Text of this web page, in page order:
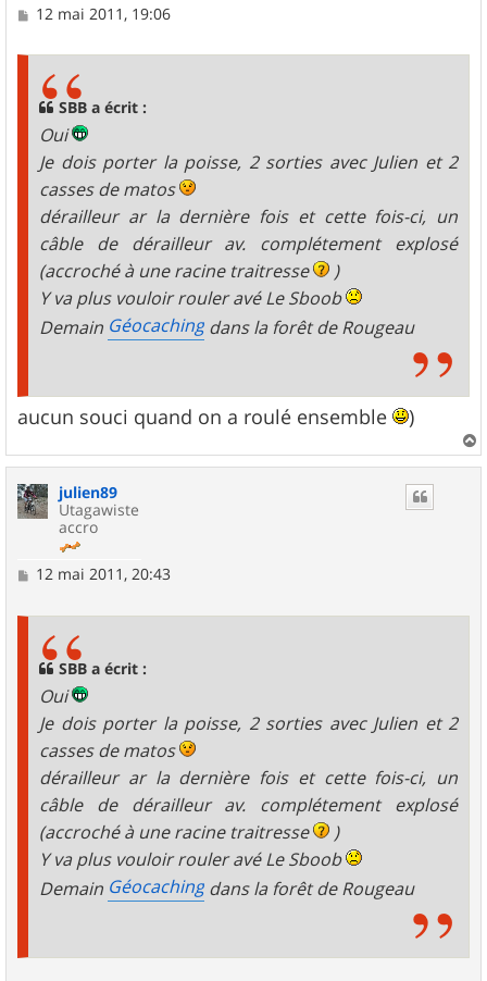
M12 mai 2011, 19:06
SBB a écrit :
Oui
Je dois porter la poisse, 2 sorties avec Julien et 2
casses de matos
dérailleur ar la dernière fois et cette fois-ci, un
câble de dérailleur av. complétement explosé
(accroché à une racine traitresse
)
Y va plus vouloir rouler avé Le Sboob
Demain Géocaching dans la forêt de Rougeau
aucun souci quand on a roulé ensemble )
a
julien89
Utagawiste
accro
M12 mai 2011, 20:43
SBB a écrit :
Oui
Je dois porter la poisse, 2 sorties avec Julien et 2
casses de matos
dérailleur ar la dernière fois et cette fois-ci, un
câble de dérailleur av. complétement explosé
(accroché à une racine traitresse
)
Y va plus vouloir rouler avé Le Sboob
Demain Géocaching dans la forêt de Rougeau